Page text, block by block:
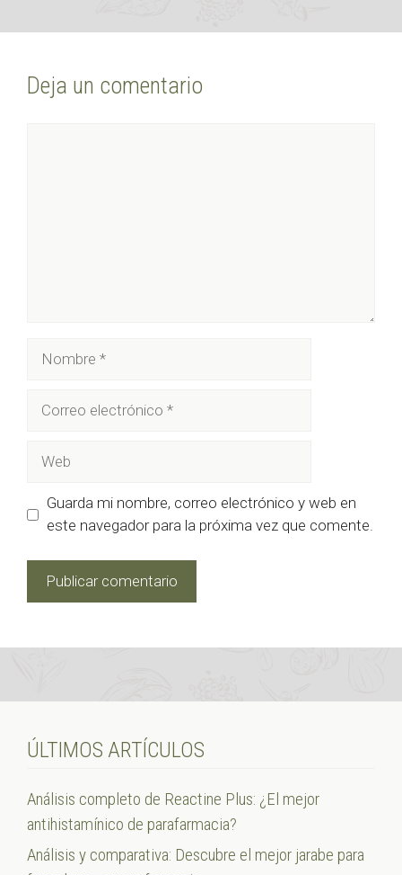
Deja un comentario
Guarda mi nombre, correo electrónico y web en
este navegador para la próxima vez que comente.
ÚLTIMOS ARTÍCULOS
Análisis completo de Reactine Plus: ¿El mejor
antihistamínico de parafarmacia?
Análisis y comparativa: Descubre el mejor jarabe para